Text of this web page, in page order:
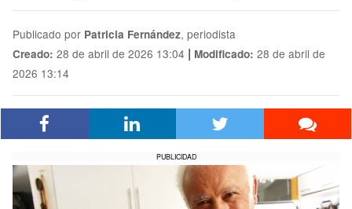
Publicado por Patricia Fernández, periodista
Creado: 28 de abril de 2026 13:04 | Modificado: 28 de abril de
2026 13:14
PUBLICIDAD